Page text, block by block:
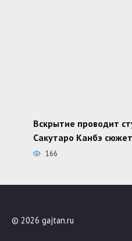
Вскрытие проводит
Сакутаро Канбэ
166
© 2026 gajtan.ru